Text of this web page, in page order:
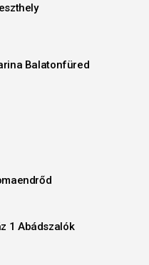
Balatonfüred
1 Abádszalók